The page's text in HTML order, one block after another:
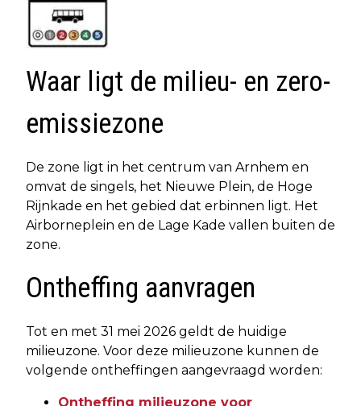
Waar ligt de milieu- en zero-
emissiezone
De zone ligt in het centrum van Arnhem en
omvat de singels, het Nieuwe Plein, de Hoge
Rijnkade en het gebied dat erbinnen ligt. Het
Airborneplein en de Lage Kade vallen buiten de
zone.
Ontheffing aanvragen
Tot en met 31 mei 2026 geldt de huidige
milieuzone. Voor deze milieuzone kunnen de
volgende ontheffingen aangevraagd worden:
Ontheffing milieuzone voor